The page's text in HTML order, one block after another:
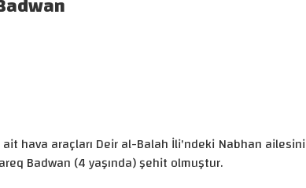
hava araçları Deir al-Balah İli'ndeki Nabhan
Badwan (4 yaşında) şehit olmuştur.